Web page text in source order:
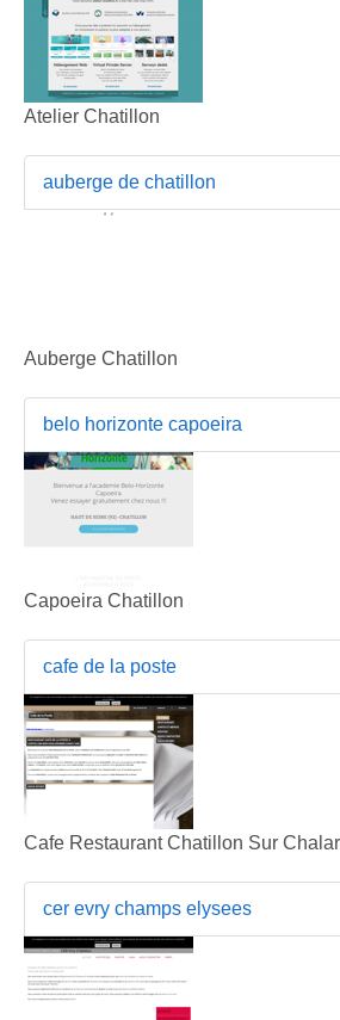
Atelier Chatillon
auberge de chatillon
Auberge Chatillon
belo horizonte capoeira
Capoeira Chatillon
cafe de la poste
Cafe Restaurant Chatillon Sur
cer evry champs elysees